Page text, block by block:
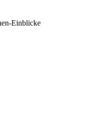
Einblicke